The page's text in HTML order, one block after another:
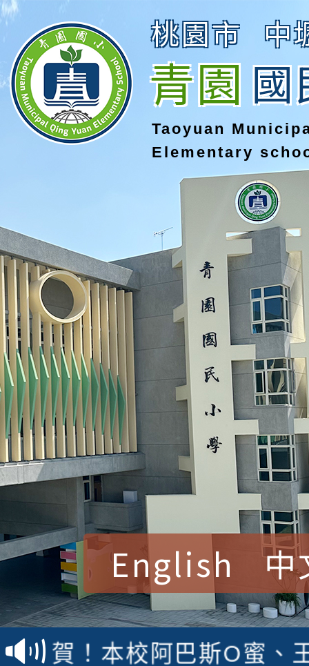
桃園市 中
青園國
Taoyuan
Elementary
English 中
賀！本校參加桃園市中
賽 洪綺君教師榮獲社
賀！本校阿巴斯O蜜、